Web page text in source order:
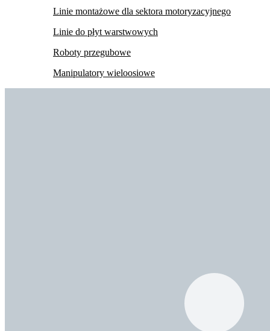
Linie montażowe dla sektora motoryzacyjnego
Linie do płyt warstwowych
Roboty przegubowe
Manipulatory wieloosiowe